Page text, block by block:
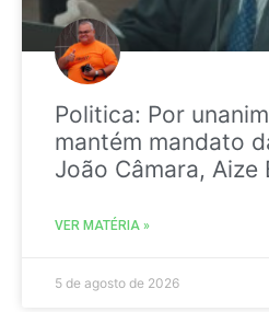
Politica: Por
mantém mandato
João Câmara, Aize
VER MATÉRIA »
5 de agosto de 2026